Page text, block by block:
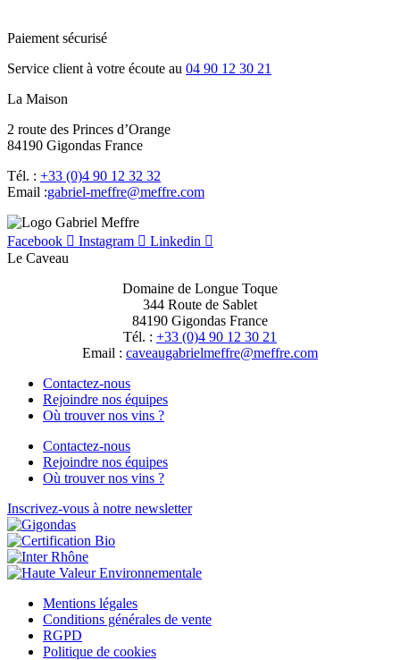
Paiement sécurisé
Service client à votre écoute au 04 90 12 30 21
La Maison
2 route des Princes d’Orange
84190 Gigondas France
Tél. : +33 (0)4 90 12 32 32
Email :moc.erffem@erffem-leirbag
Facebook Instagram
Linkedin
Le Caveau
Domaine de Longue Toque
344 Route de Sablet
84190 Gigondas France
Tél. : +33 (0)4 90 12 30 21
Email : moc.erffem@erffemleirbaguaevac
Contactez-nous
Rejoindre nos équipes
Où trouver nos vins ?
Contactez-nous
Rejoindre nos équipes
Où trouver nos vins ?
Inscrivez-vous à notre newsletter
Mentions légales
Conditions générales de vente
RGPD
Politique de cookies